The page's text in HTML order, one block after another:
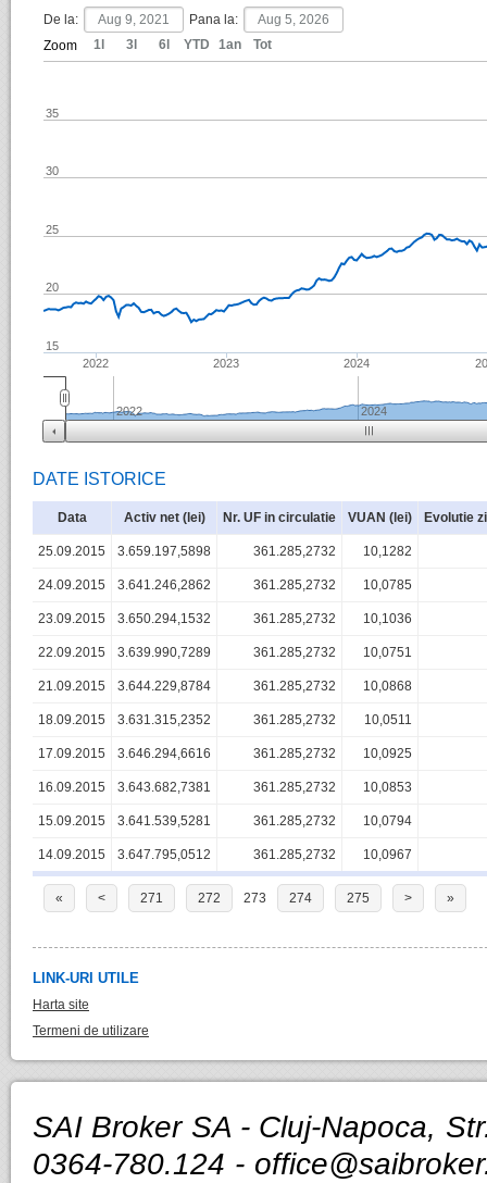
De la:
Pana la:
Zoom
2022 2023 2024
15
20
25
30
35
2022 2024
1l 3l 6l YTD 1an Tot
DATE ISTORICE
Data Activ net (lei) Nr. UF in circulatie VUAN (lei) Evolutie
25.09.2015 3.659.197,5898 361.285,2732 10,1282
24.09.2015 3.641.246,2862 361.285,2732 10,0785
23.09.2015 3.650.294,1532 361.285,2732 10,1036
22.09.2015 3.639.990,7289 361.285,2732 10,0751
21.09.2015 3.644.229,8784 361.285,2732 10,0868
18.09.2015 3.631.315,2352 361.285,2732 10,0511
17.09.2015 3.646.294,6616 361.285,2732 10,0925
16.09.2015 3.643.682,7381 361.285,2732 10,0853
15.09.2015 3.641.539,5281 361.285,2732 10,0794
14.09.2015 3.647.795,0512 361.285,2732 10,0967
« < 271 272 273 274 275 > »
LINK-URI UTILE
Harta site
Termeni de utilizare
SAI Broker SA - Cluj-Napoca,
0364-780.124 -